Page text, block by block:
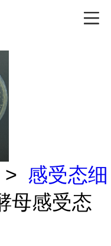
> 感受态细
母感受态